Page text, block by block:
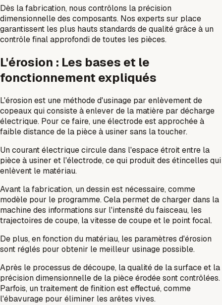
Dès la fabrication, nous contrôlons la précision
dimensionnelle des composants. Nos experts sur place
garantissent les plus hauts standards de qualité grâce à un
contrôle final approfondi de toutes les pièces.
L'érosion : Les bases et le
fonctionnement expliqués
L'érosion est une méthode d'usinage par enlèvement de
copeaux qui consiste à enlever de la matière par décharge
électrique. Pour ce faire, une électrode est approchée à
faible distance de la pièce à usiner sans la toucher.
Un courant électrique circule dans l'espace étroit entre la
pièce à usiner et l'électrode, ce qui produit des étincelles qui
enlèvent le matériau.
Avant la fabrication, un dessin est nécessaire, comme
modèle pour le programme. Cela permet de charger dans la
machine des informations sur l'intensité du faisceau, les
trajectoires de coupe, la vitesse de coupe et le point focal.
De plus, en fonction du matériau, les paramètres d'érosion
sont réglés pour obtenir le meilleur usinage possible.
Après le processus de découpe, la qualité de la surface et la
précision dimensionnelle de la pièce érodée sont contrôlées.
Parfois, un traitement de finition est effectué, comme
l'ébavurage pour éliminer les arêtes vives.